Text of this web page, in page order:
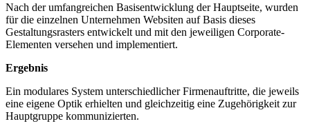
Nach der umfangreichen Basisentwicklung der Hauptseite, wurden
für die einzelnen Unternehmen Websiten auf Basis dieses
Gestaltungsrasters entwickelt und mit den jeweiligen Corporate-
Elementen versehen und implementiert.
Ergebnis
Ein modulares System unterschiedlicher Firmenauftritte, die jeweils
eine eigene Optik erhielten und gleichzeitig eine Zugehörigkeit zur
Hauptgruppe kommunizierten.